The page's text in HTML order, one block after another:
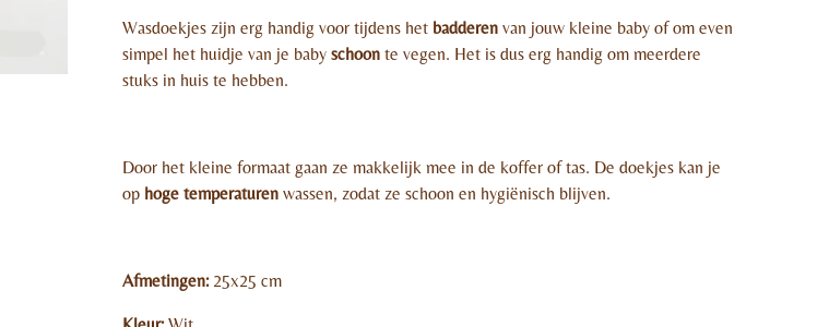
Wasdoekjes zijn erg handig voor tijdens het badderen van jouw kleine baby of om even
simpel het huidje van je baby schoon te vegen. Het is dus erg handig om meerdere
stuks in huis te hebben.
Door het kleine formaat gaan ze makkelijk mee in de koffer of tas. De doekjes kan je
op hoge temperaturen wassen, zodat ze schoon en hygiënisch blijven.
Afmetingen:25x25 cm